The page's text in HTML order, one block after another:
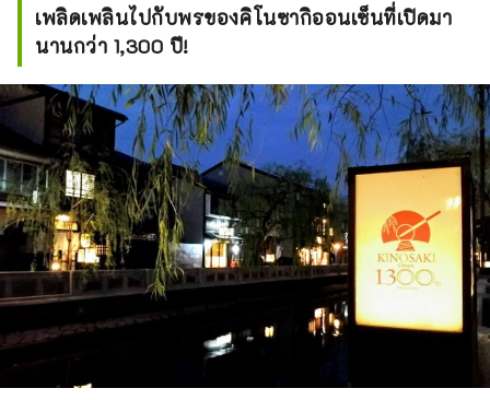
เพลิดเพลินไปกับพรของคิโนซากิออนเซ็นที่เปิดมา
นานกว่า 1,300 ปี!